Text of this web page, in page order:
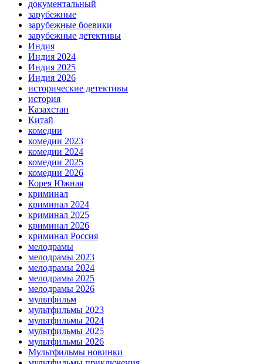
документальный
зарубежные
зарубежные боевики
зарубежные детективы
Индия
Индия 2024
Индия 2025
Индия 2026
исторические детективы
история
Казахстан
Китай
комедии
комедии 2023
комедии 2024
комедии 2025
комедии 2026
Корея Южная
криминал
криминал 2024
криминал 2025
криминал 2026
криминал Россия
мелодрамы
мелодрамы 2023
мелодрамы 2024
мелодрамы 2025
мелодрамы 2026
мультфильм
мультфильмы 2023
мультфильмы 2024
мультфильмы 2025
мультфильмы 2026
Мультфильмы новинки